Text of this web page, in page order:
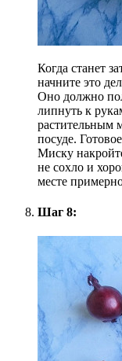
Когда станет
начните это
Оно должно
липнуть к
растительным
посуде.
Миску
не сохло и
месте
Шаг 8: